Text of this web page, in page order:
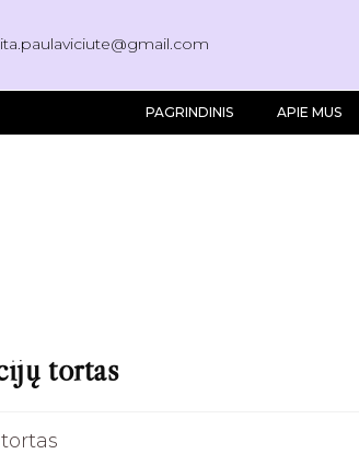
PAGRINDINIS APIE MUS
tortas